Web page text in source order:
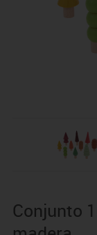
Conjunto